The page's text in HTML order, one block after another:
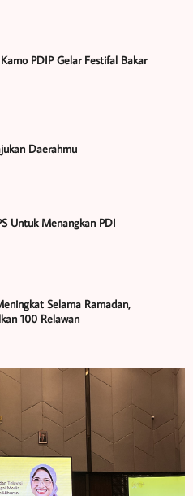
PDIP Gelar Festifal Bakar
Daerahmu
Untuk Menangkan PDI
Selama Ramadan,
100 Relawan